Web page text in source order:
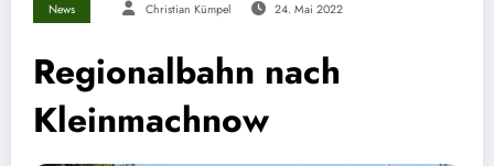
News Christian Kümpel 24. Mai 2022
Regionalbahn nach
Kleinmachnow